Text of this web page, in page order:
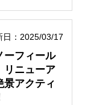
日：2025/03/17
ーフィール
リニューア
景アクティ